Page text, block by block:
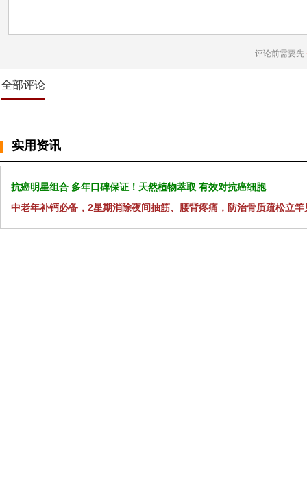
评论前需要先
全部评论
实用资讯
抗癌明星组合 多年口碑保证！天然植物萃取 有效对抗癌细胞
中老年补钙必备，2星期消除夜间抽筋、腰背疼痛，防治骨质疏松立竿